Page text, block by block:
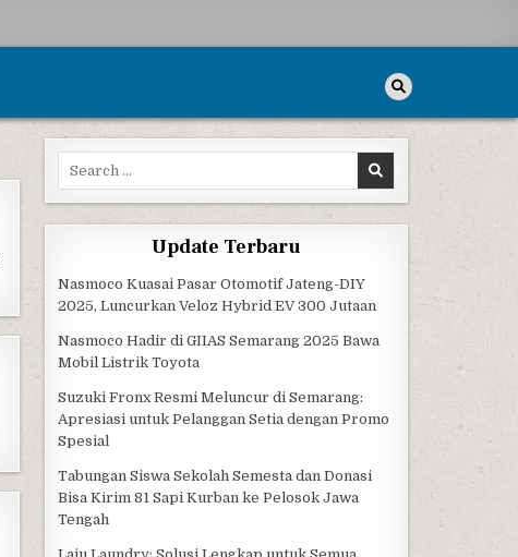
Search for:
Update Terbaru
Nasmoco Kuasai Pasar Otomotif Jateng-DIY
2025, Luncurkan Veloz Hybrid EV 300 Jutaan
Nasmoco Hadir di GIIAS Semarang 2025 Bawa
Mobil Listrik Toyota
Suzuki Fronx Resmi Meluncur di Semarang:
Apresiasi untuk Pelanggan Setia dengan Promo
Spesial
Tabungan Siswa Sekolah Semesta dan Donasi
Bisa Kirim 81 Sapi Kurban ke Pelosok Jawa
Tengah